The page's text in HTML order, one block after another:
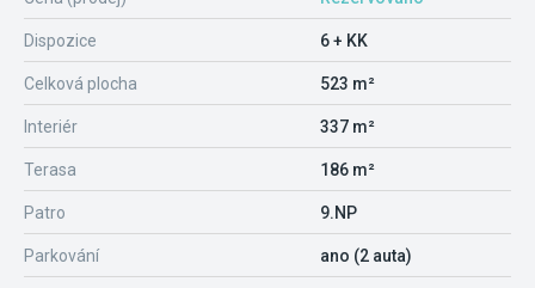
Dispozice 6 + KK
Celková plocha 523 m²
Interiér 337 m²
Terasa 186 m²
Patro 9.NP
Parkování ano (2 auta)